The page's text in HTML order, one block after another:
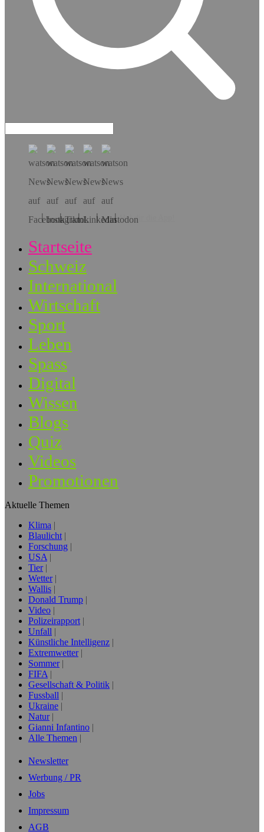
Hol dir die App!
Startseite
Schweiz
International
Wirtschaft
Sport
Leben
Spass
Digital
Wissen
Blogs
Quiz
Videos
Promotionen
Aktuelle Themen
Klima
Blaulicht
Forschung
USA
Tier
Wetter
Wallis
Donald Trump
Video
Polizeirapport
Unfall
Künstliche Intelligenz
Extremwetter
Sommer
FIFA
Gesellschaft & Politik
Fussball
Ukraine
Natur
Gianni Infantino
Alle Themen
Newsletter
Werbung / PR
Jobs
Impressum
AGB